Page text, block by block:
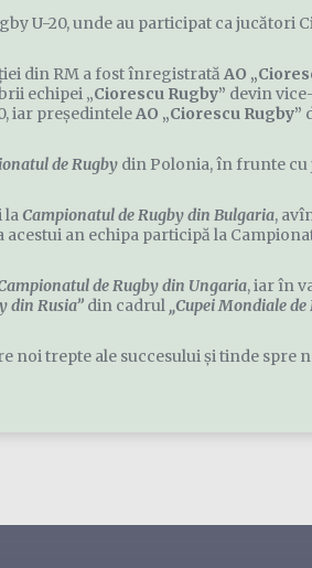
U-20, unde au participat ca jucători
din RM a fost înregistrată AO
echipei „Ciorescu Rugby” devin
iar preşedinteleAO „Ciorescu Rugby”
de Rugbydin Polonia, în frunte cu
laCampionatul de Rugby din Bulgaria,
an echipa participă la
de Rugby din Ungaria, iar în
din Rusia”din cadrul „Cupei Mondiale de
noi trepte ale succesului şi tinde spre